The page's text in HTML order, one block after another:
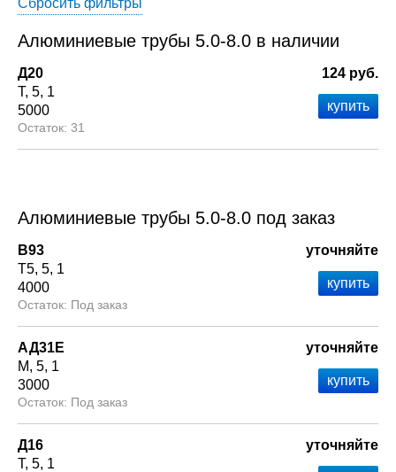
Сбросить фильтры
Алюминиевые трубы 5.0-8.0 в наличии
Д20
Т 5 1
5000
31
124 руб.
Алюминиевые трубы 5.0-8.0 под заказ
В93
Т5 5 1
4000
Под заказ
уточняйте
АД31Е
М 5 1
3000
Под заказ
уточняйте
Д16
Т 5 1
уточняйте